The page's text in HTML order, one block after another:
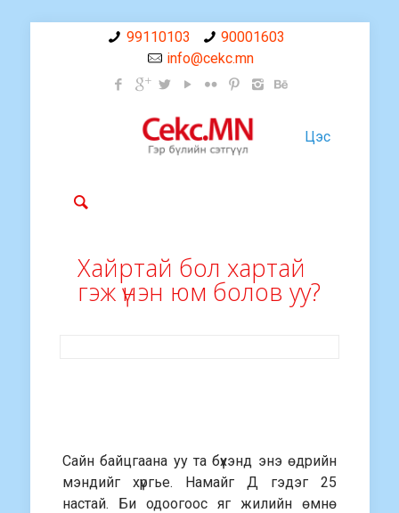
99110103
90001603
info@cekc.mn
Цэс
Хайртай бол хартай
гэж үнэн юм болов уу?
Сайн байцгаана уу та бүхэнд энэ өдрийн
мэндийг хүргье. Намайг Д гэдэг 25
настай. Би одоогоос яг жилийн өмнө